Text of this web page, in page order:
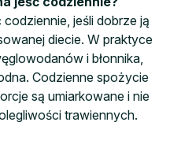
jeśli dobrze ją
diecie. W praktyce
i błonnika,
Codzienne spożycie
są umiarkowane i nie
trawiennych.